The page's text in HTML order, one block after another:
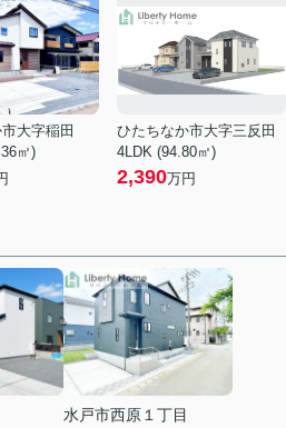
大字稲田
㎡)
ひたちなか市大字三反田
4LDK (94.80㎡)
2,390万円
水戸市西原１丁目